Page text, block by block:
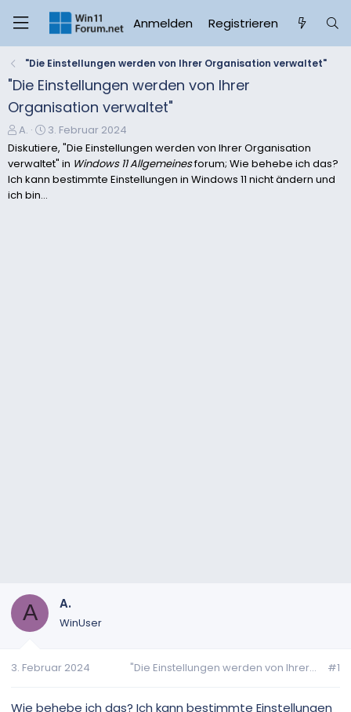
Anmelden Registrieren
"Die Einstellungen werden von Ihrer Organisation verwaltet"
"Die Einstellungen werden von Ihrer
Organisation verwaltet"
E
r
s
t
e
A.
E
r
s
t
3. Februar 2024
Diskutiere, "Die Einstellungen werden von Ihrer Organisation
verwaltet" in Windows 11 Allgemeinesforum; Wie behebe ich das?
Ich kann bestimmte Einstellungen in Windows 11 nicht ändern und
ich bin...
A A.
WinUser
3. Februar 2024 "Die Einstellungen werden von Ihrer... #1
Wie behebe ich das? Ich kann bestimmte Einstellungen